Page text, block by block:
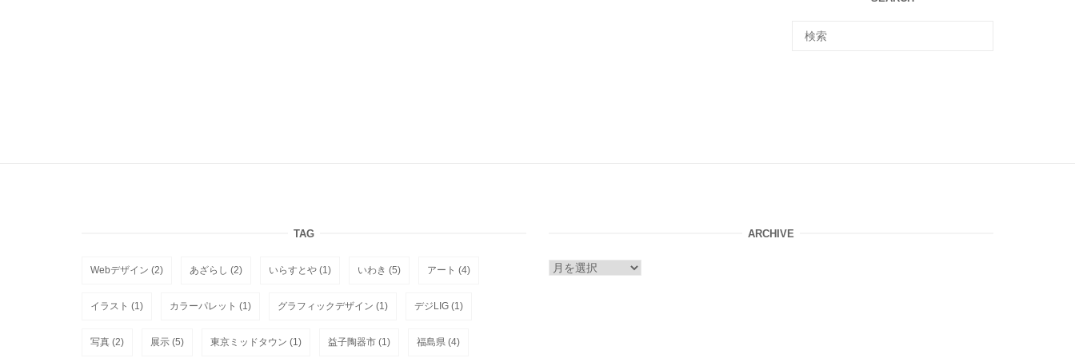
TAG
Webデザイン (2) あざらし (2) いらすとや (1) いわき (5) アート (4)
イラスト (1) カラーパレット (1) グラフィックデザイン (1) デジLIG (1)
写真 (2) 展示 (5) 東京ミッドタウン (1) 益子陶器市 (1) 福島県 (4)
ARCHIVE
ARCHIVE